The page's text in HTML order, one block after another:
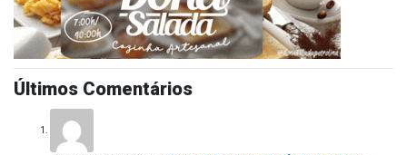
Últimos Comentários